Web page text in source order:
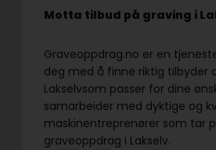
Motta tilbud på graving i
Graveoppdrag.no er en
deg med å finne riktig tilbyder
Lakselvsom passer for dine
samarbeider med dyktige og
maskinentreprenører som tar
graveoppdrag i Lakselv.